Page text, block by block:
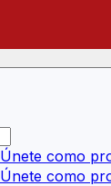
Únete como
Únete como